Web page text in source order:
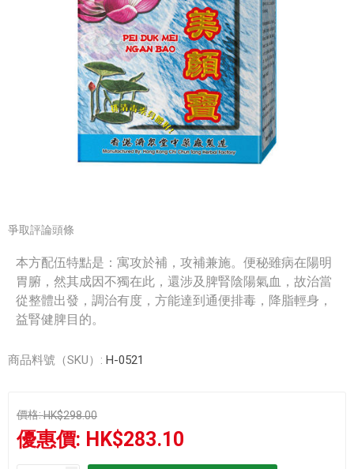
爭取評論頭條
本方配伍特點是：寓攻於補，攻補兼施。便秘雖病在陽明
胃腑，然其成因不獨在此，還涉及脾腎陰陽氣血，故治當
從整體出發，調治有度，方能達到通便排毒，降脂輕身，
益腎健脾目的。
商品料號（SKU）: H-0521
價格:HK$298.00
優惠價: HK$283.10